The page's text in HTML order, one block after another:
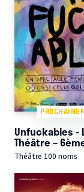
Unfuckables -
Théâtre –
Théâtre 100 noms